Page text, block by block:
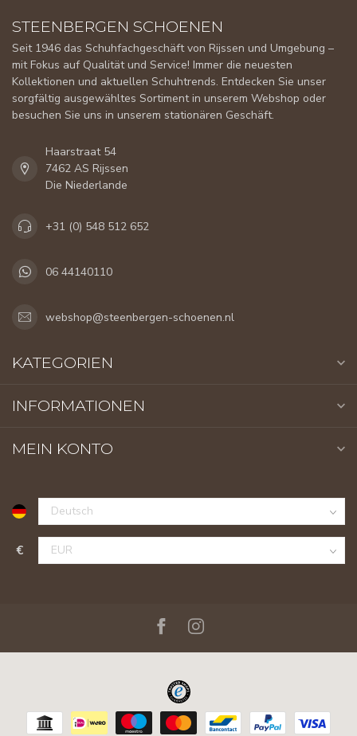
STEENBERGEN SCHOENEN
Seit 1946 das Schuhfachgeschäft von Rijssen und Umgebung –
mit Fokus auf Qualität und Service! Immer die neuesten
Kollektionen und aktuellen Schuhtrends. Entdecken Sie unser
sorgfältig ausgewähltes Sortiment in unserem Webshop oder
besuchen Sie uns in unserem stationären Geschäft.
Haarstraat 54
7462 AS Rijssen
Die Niederlande
+31 (0) 548 512 652
06 44140110
webshop@steenbergen-schoenen.nl
KATEGORIEN
INFORMATIONEN
MEIN KONTO
€